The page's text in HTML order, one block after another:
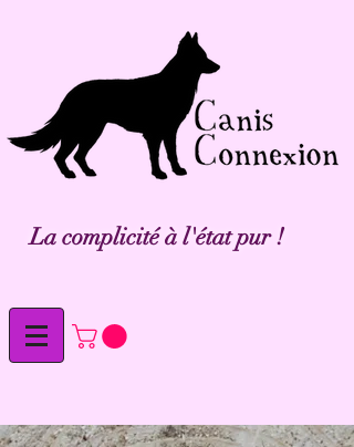
La complicité à l'état pur !